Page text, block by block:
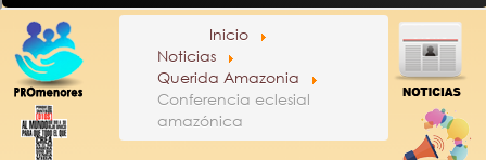
Inicio
Noticias
Querida Amazonia
Conferencia eclesial
amazónica